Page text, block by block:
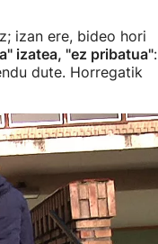
izan ere, bideo hori
izatea, "ez pribatua":
dute. Horregatik